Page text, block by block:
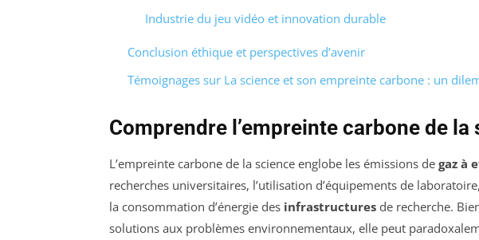
Industrie du jeu vidéo et innovation durable
Conclusion éthique et perspectives d’avenir
Témoignages sur La science et son empreinte carbone : un
Comprendre l’empreinte carbone de la
L’empreinte carbone de la science englobe les émissions de gaz à
recherches universitaires, l’utilisation d’équipements de
la consommation d’énergie des infrastructures de recherche.
solutions aux problèmes environnementaux, elle peut